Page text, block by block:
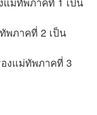
พภาคที่ 2 เป็น
งแม่ทัพภาคที่ 3